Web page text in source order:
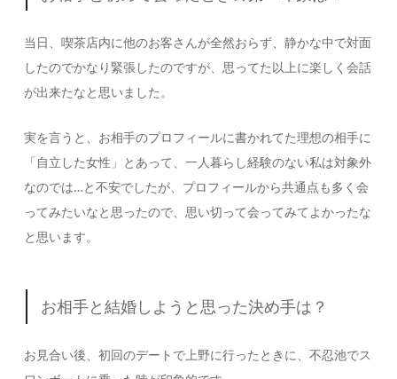
当日、喫茶店内に他のお客さんが全然おらず、静かな中で対面
したのでかなり緊張したのですが、思ってた以上に楽しく会話
が出来たなと思いました。
実を言うと、お相手のプロフィールに書かれてた理想の相手に
「自立した女性」とあって、一人暮らし経験のない私は対象外
なのでは…と不安でしたが、プロフィールから共通点も多く会
ってみたいなと思ったので、思い切って会ってみてよかったな
と思います。
お相手と結婚しようと思った決め手は？
お見合い後、初回のデートで上野に行ったときに、不忍池でス